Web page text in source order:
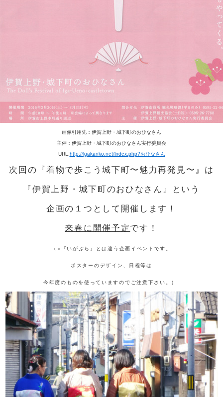
画像引用先：伊賀上野・城下町のおひなさん
主催：伊賀上野・城下町のおひなさん実行委員会
URL:http://igakanko.net/index.php?おひなさん
次回の『着物で歩こう城下町〜魅力再発見〜』は
『伊賀上野・城下町のおひなさん』という
企画の１つとして開催します！
来春に開催予定です！
（※『いがぶら』とは違う企画イベントです。
ポスターのデザイン、日程等は
今年度のものを使っていますのでご注意下さい。）